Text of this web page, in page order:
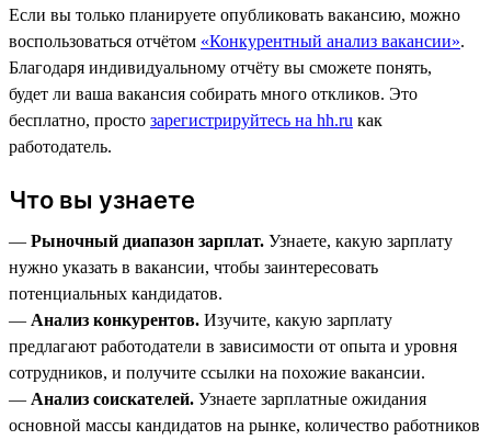
Если вы только планируете опубликовать вакансию, можно
воспользоваться отчётом «Конкурентный анализ вакансии».
Благодаря индивидуальному отчёту вы сможете понять,
будет ли ваша вакансия собирать много откликов. Это
бесплатно, просто зарегистрируйтесь на hh.ru как
работодатель.
Что вы узнаете
— Рыночный диапазон зарплат. Узнаете, какую зарплату
нужно указать в вакансии, чтобы заинтересовать
потенциальных кандидатов.
— Анализ конкурентов. Изучите, какую зарплату
предлагают работодатели в зависимости от опыта и уровня
сотрудников, и получите ссылки на похожие вакансии.
— Анализ соискателей. Узнаете зарплатные ожидания
основной массы кандидатов на рынке, количество работников